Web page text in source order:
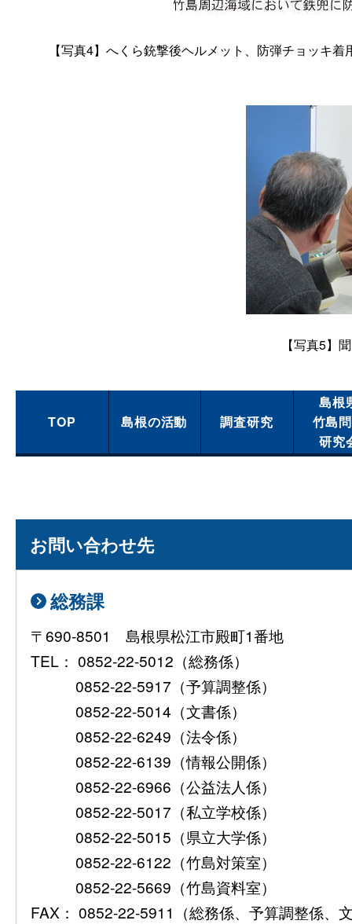
【写真4】へくら銃撃後ヘルメット、防弾チョッキ
【写真5】
TOP 島根の活動 調査研究
島根
竹島
研究
お問い合わせ先
総務課
〒690-8501 島根県松江市殿町1番地
TEL： 0852-22-5012（総務係）
0852-22-5917（予算調整係）
0852-22-5014（文書係）
0852-22-6249（法令係）
0852-22-6139（情報公開係）
0852-22-6966（公益法人係）
0852-22-5017（私立学校係）
0852-22-5015（県立大学係）
0852-22-6122（竹島対策室）
0852-22-5669（竹島資料室）
FAX： 0852-22-5911（総務係、予算調整係、